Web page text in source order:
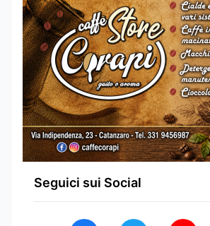
Seguici sui Social